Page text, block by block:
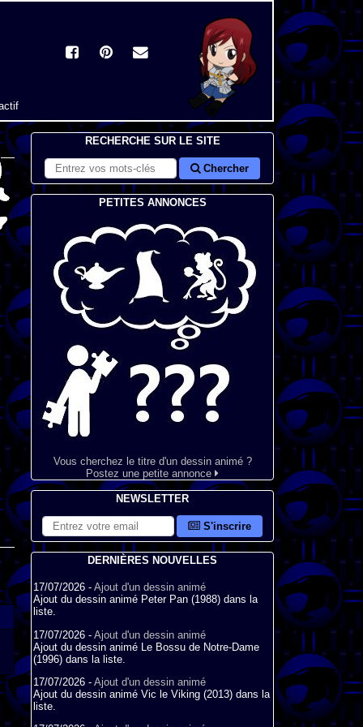
RECHERCHE SUR LE SITE
Chercher
PETITES ANNONCES
Vous cherchez le titre d'un dessin animé ?
Postez une petite annonce
NEWSLETTER
S'inscrire
DERNIÈRES NOUVELLES
17/07/2026 - Ajout d'un dessin animé
Ajout du dessin animé Peter Pan (1988) dans la
liste.
17/07/2026 - Ajout d'un dessin animé
Ajout du dessin animé Le Bossu de Notre-Dame
(1996) dans la liste.
17/07/2026 - Ajout d'un dessin animé
Ajout du dessin animé Vic le Viking (2013) dans la
liste.